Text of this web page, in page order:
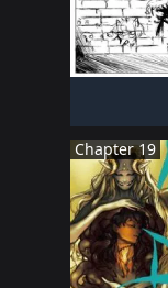
NHậT
ĐANG TIếN
Chapter 19